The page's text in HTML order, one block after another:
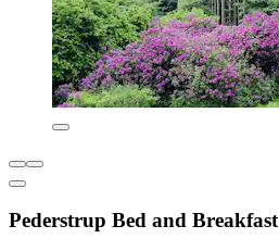
Pederstrup Bed and Breakfast